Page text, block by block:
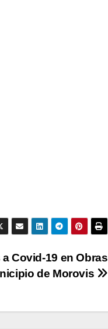
Covid-19 en Obras
de Morovis